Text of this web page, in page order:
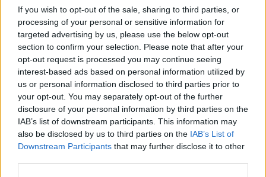
If you wish to opt-out of the sale, sharing to third parties, or
processing of your personal or sensitive information for
targeted advertising by us, please use the below opt-out
section to confirm your selection. Please note that after your
opt-out request is processed you may continue seeing
interest-based ads based on personal information utilized by
us or personal information disclosed to third parties prior to
your opt-out. You may separately opt-out of the further
disclosure of your personal information by third parties on the
IAB’s list of downstream participants. This information may
also be disclosed by us to third parties on the IAB’s List of
Downstream Participants that may further disclose it to other
közepén, hogy biztonságban legyenek.
Amikor azonban a raktár bérleti díját hosszú
időn át nem fizették, a dobozokat
felbontatlanul eladták valakinek, akinek
feltehetőleg nem volt tudomása azok
tartalmáról. A szerencsés vásárló később
felkereste Owent, hogy segítsen megbecsülni
a gyűjtemény értékét a rock emléktárgyak
piacán. A kollekciót ezután befektetők egy
csoportja vásárolta meg.